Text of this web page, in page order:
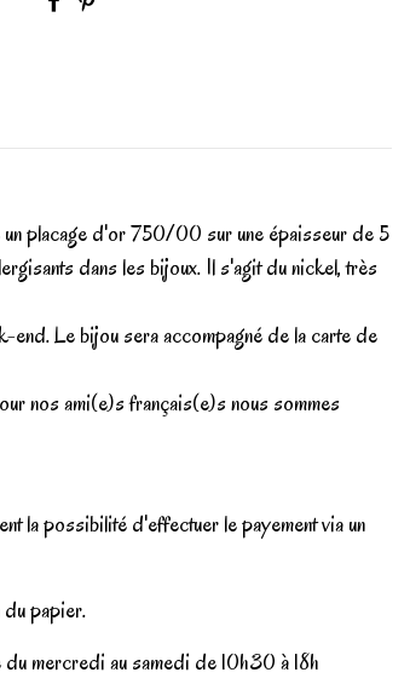
un placage d'or 750/00 sur une épaisseur de 5
dans les bijoux. Il s'agit du nickel, très
end. Le bijou sera accompagné de la carte de
nos ami(e)s français(e)s nous sommes
la possibilité d'effectuer le payement via un
papier.
mercredi au samedi de 10h30 à 18h